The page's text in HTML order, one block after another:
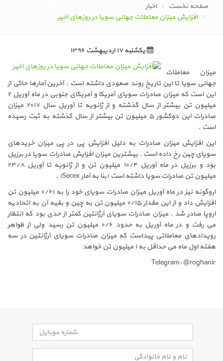
صفحه نخست
اخبار
افزایش میزان معاملات جهانی سویا در روزهای اخیر
یکشنبه ۱۷ اردیبهشت ۱۳۹۶
میزان معاملات
جهانی سویا تا این تاریخ روند صعودی داشته است . آخرین آمارها حاکی از
این است که میزان صادرات سویای آمریکا و آمریکای جنوبی در ماه آوریل ۲
میلیون تن بیشتر از سال گذشته و از ژانویه تا آوریل سال ۲۰۱۷ میزان
صادرات این دوکشور ۵ میلیون تن بیشتر از سال گذشته به ثبت رسیده
است .
این افزایش میزان صادرات به دلیل افزایش پی در پی میزان خریدهای
سویای چین رخ داده است . بیشترین میزان افزایش صادرات سویا در برزیل
بود و برزیل در ماه آوریل ۱۰/۴ میلیون تن و از ژانویه تا آوریل ۲۳/۸
میلیون تن صادرات سویا داشته است (بنا به آمار Secex) .
اروگوئه نیز در ماه آوریل میزان صادرات سویای خود را به ۰/۶۱ میلیون تن
افزایش داد و از این مقدار ۰/۱۵ میلیون تن به چین و بقیه آن به اتحادیه
اروپا صادر شد . میزان صادرات سویای آرژانتین کمتر از حدی بود که انتظار
می رفت و در ماه آوریل به حدود ۰/۶ میلیون تن رسید ولی از ظواهر
رویدادهای معاملاتی پیداست که میزان صادرات سویای آرژانتین در سه
هفته اول ماه می حداقل به ۱ میلیون تن خواهد
Telegram: @roghanir